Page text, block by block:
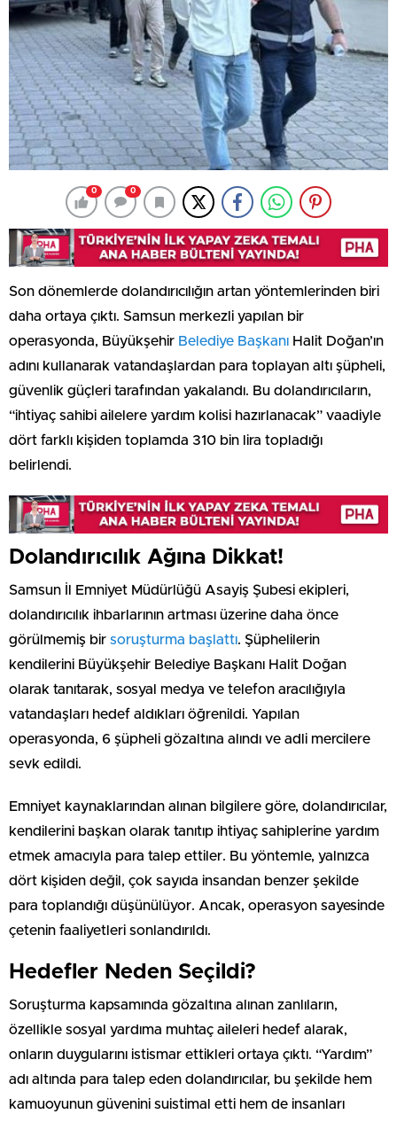
0 0
Son dönemlerde dolandırıcılığın artan yöntemlerinden biri
daha ortaya çıktı. Samsun merkezli yapılan bir
operasyonda, Büyükşehir Belediye Başkanı Halit Doğan’ın
adını kullanarak vatandaşlardan para toplayan altı şüpheli,
güvenlik güçleri tarafından yakalandı. Bu dolandırıcıların,
“ihtiyaç sahibi ailelere yardım kolisi hazırlanacak” vaadiyle
dört farklı kişiden toplamda 310 bin lira topladığı
belirlendi.
Dolandırıcılık Ağına Dikkat!
Samsun İl Emniyet Müdürlüğü Asayiş Şubesi ekipleri,
dolandırıcılık ihbarlarının artması üzerine daha önce
görülmemiş bir soruşturma başlattı. Şüphelilerin
kendilerini Büyükşehir Belediye Başkanı Halit Doğan
olarak tanıtarak, sosyal medya ve telefon aracılığıyla
vatandaşları hedef aldıkları öğrenildi. Yapılan
operasyonda, 6 şüpheli gözaltına alındı ve adli mercilere
sevk edildi.
Emniyet kaynaklarından alınan bilgilere göre, dolandırıcılar,
kendilerini başkan olarak tanıtıp ihtiyaç sahiplerine yardım
etmek amacıyla para talep ettiler. Bu yöntemle, yalnızca
dört kişiden değil, çok sayıda insandan benzer şekilde
para toplandığı düşünülüyor. Ancak, operasyon sayesinde
çetenin faaliyetleri sonlandırıldı.
Hedefler Neden Seçildi?
Soruşturma kapsamında gözaltına alınan zanlıların,
özellikle sosyal yardıma muhtaç aileleri hedef alarak,
onların duygularını istismar ettikleri ortaya çıktı. “Yardım”
adı altında para talep eden dolandırıcılar, bu şekilde hem
kamuoyunun güvenini suistimal etti hem de insanları